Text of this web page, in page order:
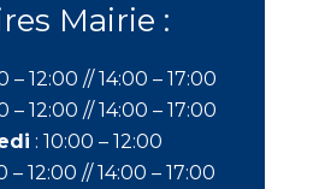
Mairie :
– 12:00 //14:00 – 17:00
– 12:00 //14:00 – 17:00
: 10:00 – 12:00
– 12:00 //14:00 – 17:00